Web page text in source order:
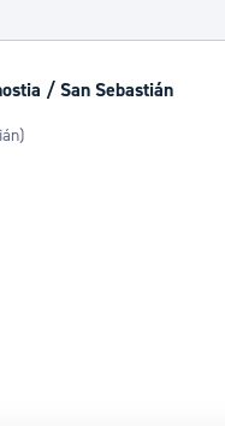
/ San Sebastián